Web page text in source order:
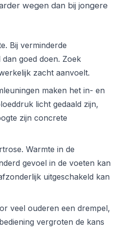
wegen dan bij jongere
Bij verminderde
goed doen. Zoek
zacht aanvoelt.
maken het in- en
licht gedaald zijn,
zijn concrete
Warmte in de
gevoel in de voeten kan
uitgeschakeld kan
veel ouderen een drempel,
vergroten de kans